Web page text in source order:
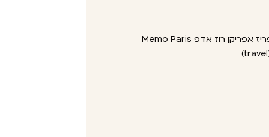
ממו פריז אפריקן רוז אדפ Memo Paris